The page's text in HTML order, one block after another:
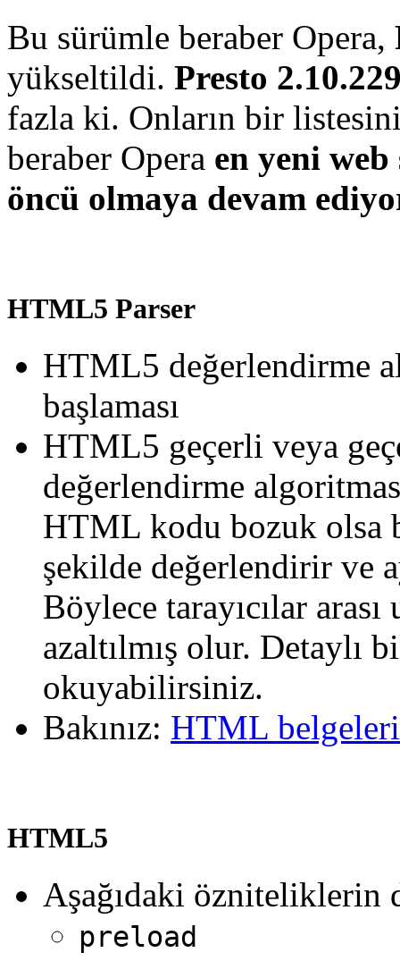
Bu sürümle beraber Opera,
yükseltildi. Presto
fazla ki. Onların bir
beraber Opera en yeni web
öncü olmaya devam
HTML5 Parser
HTML5 değerlendirme
başlaması
HTML5 geçerli veya
değerlendirme
HTML kodu bozuk olsa
şekilde değerlendirir ve
Böylece tarayıcılar
azaltılmış olur. Detaylı
okuyabilirsiniz.
Bakınız: HTML
HTML5
Aşağıdaki özniteliklerin
preload